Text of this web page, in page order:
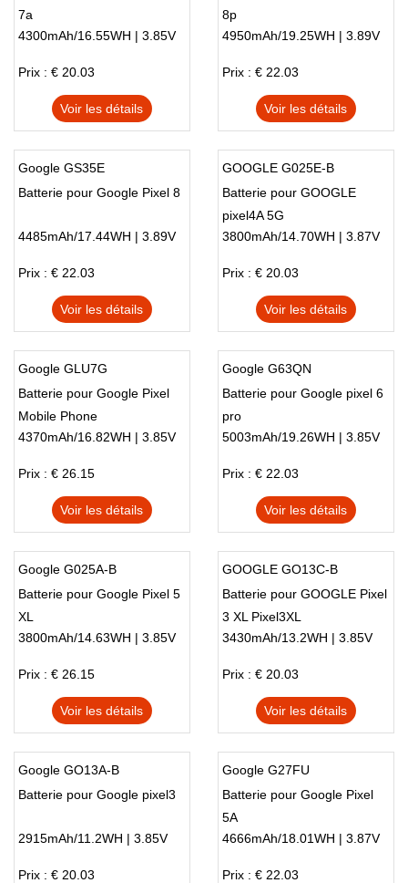
7a
4300mAh/16.55WH | 3.85V
Prix : € 20.03
Voir les détails
8p
4950mAh/19.25WH | 3.89V
Prix : € 22.03
Voir les détails
Google GS35E
Batterie pour Google Pixel 8
4485mAh/17.44WH | 3.89V
Prix : € 22.03
Voir les détails
GOOGLE G025E-B
Batterie pour GOOGLE
pixel4A 5G
3800mAh/14.70WH | 3.87V
Prix : € 20.03
Voir les détails
Google GLU7G
Batterie pour Google Pixel
Mobile Phone
4370mAh/16.82WH | 3.85V
Prix : € 26.15
Voir les détails
Google G63QN
Batterie pour Google pixel 6
pro
5003mAh/19.26WH | 3.85V
Prix : € 22.03
Voir les détails
Google G025A-B
Batterie pour Google Pixel 5
XL
3800mAh/14.63WH | 3.85V
Prix : € 26.15
Voir les détails
GOOGLE GO13C-B
Batterie pour GOOGLE Pixel
3 XL Pixel3XL
3430mAh/13.2WH | 3.85V
Prix : € 20.03
Voir les détails
Google GO13A-B
Batterie pour Google pixel3
2915mAh/11.2WH | 3.85V
Prix : € 20.03
Google G27FU
Batterie pour Google Pixel
5A
4666mAh/18.01WH | 3.87V
Prix : € 22.03